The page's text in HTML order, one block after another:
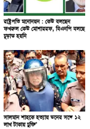
রাষ্ট্রপতি মনোনয়ন : কেউ বলছেন
ফখরুল কেউ মোশাররফ, বিএনপি বলছে
চূড়ান্ত হয়নি
সালমান শাহকে হত্যায় ডনের সঙ্গে ১২
লাখ টাকায় চুক্তি’